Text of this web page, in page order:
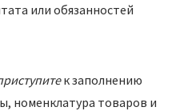
или обязанностей
к заполнению
номенклатура товаров и